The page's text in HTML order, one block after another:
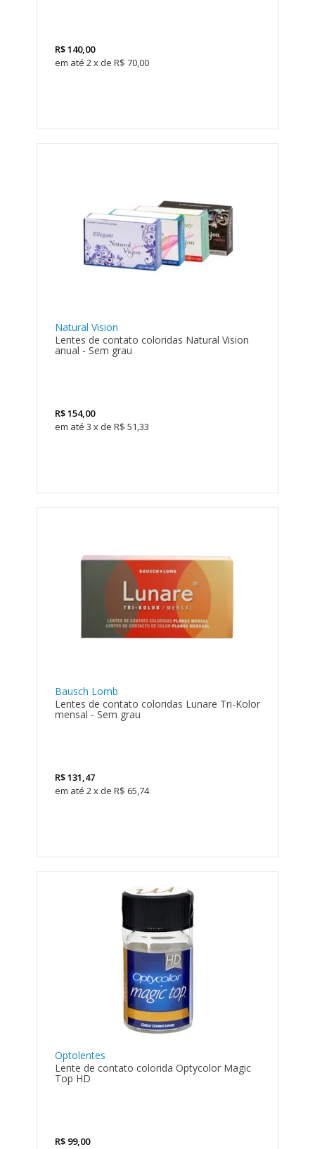
R$140,00
2x de R$ 70,00
Natural Vision
Lentes de contato coloridas Natural Vision
anual - Sem grau
R$154,00
3 x de R$ 51,33
Bausch Lomb
Lentes de contato coloridas Lunare Tri-Kolor
mensal - Sem grau
R$131,47
2x de R$ 65,74
Optolentes
Lente de contato colorida Optycolor Magic
Top HD
R$ 99,00